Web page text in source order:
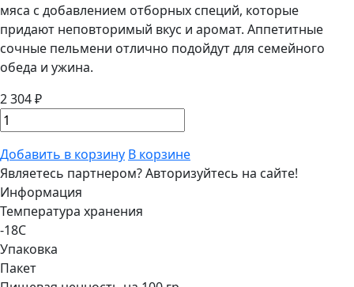
мяса с добавлением отборных специй, которые
придают неповторимый вкус и аромат. Аппетитные
сочные пельмени отлично подойдут для семейного
обеда и ужина.
2 304 ₽
Добавить в корзину В корзине
Являетесь партнером?Авторизуйтесь на сайте!
Информация
Температура хранения
-18С
Упаковка
Пакет